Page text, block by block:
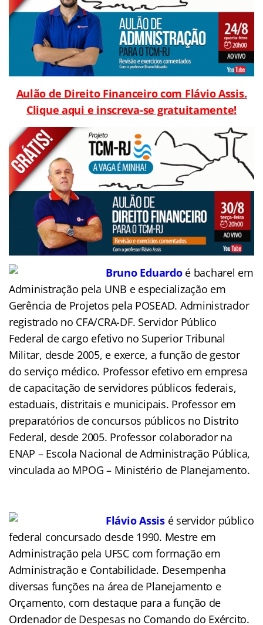
Aulão de Direito Financeiro com Flávio Assis.
Clique aqui e inscreva-se gratuitamente!
Bruno Eduardo é bacharel em
Administração pela UNB e especialização em
Gerência de Projetos pela POSEAD. Administrador
registrado no CFA/CRA-DF. Servidor Público
Federal de cargo efetivo no Superior Tribunal
Militar, desde 2005, e exerce, a função de gestor
do serviço médico. Professor efetivo em empresa
de capacitação de servidores públicos federais,
estaduais, distritais e municipais. Professor em
preparatórios de concursos públicos no Distrito
Federal, desde 2005. Professor colaborador na
ENAP – Escola Nacional de Administração Pública,
vinculada ao MPOG – Ministério de Planejamento.
Flávio Assis é servidor público
federal concursado desde 1990. Mestre em
Administração pela UFSC com formação em
Administração e Contabilidade. Desempenha
diversas funções na área de Planejamento e
Orçamento, com destaque para a função de
Ordenador de Despesas no Comando do Exército.